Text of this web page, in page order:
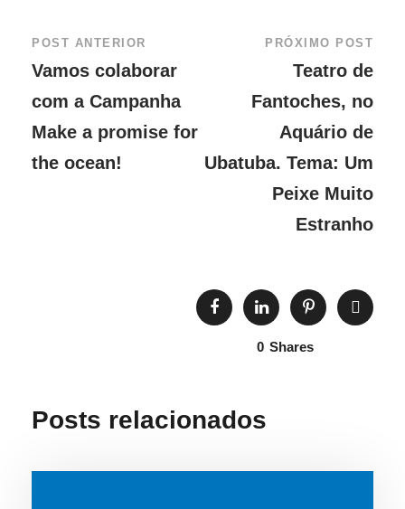
POST ANTERIOR
Vamos colaborar
com a Campanha
Make a promise for
the ocean!
PRÓXIMO POST
Teatro de
Fantoches, no
Aquário de
Ubatuba. Tema: Um
Peixe Muito
Estranho
0 Shares
Posts relacionados